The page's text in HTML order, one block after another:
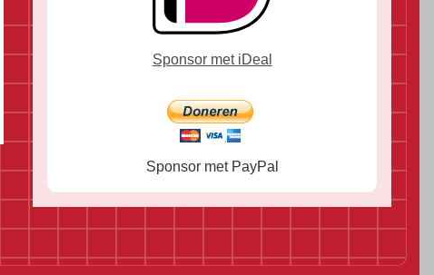
Sponsor met iDeal
Sponsor met PayPal